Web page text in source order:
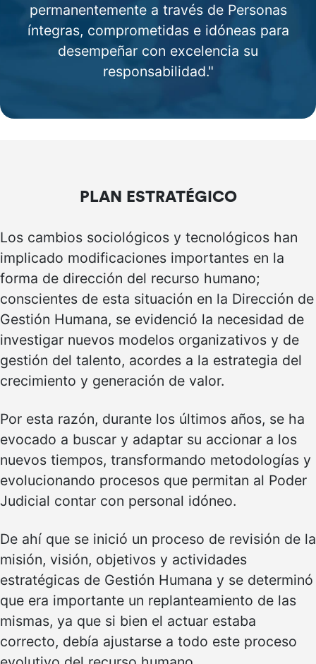
permanentemente a través de Personas
íntegras, comprometidas e idóneas para
desempeñar con excelencia su
responsabilidad."
PLAN ESTRATÉGICO
Los cambios sociológicos y tecnológicos han
implicado modificaciones importantes en la
forma de dirección del recurso humano;
conscientes de esta situación en la Dirección de
Gestión Humana, se evidenció la necesidad de
investigar nuevos modelos organizativos y de
gestión del talento, acordes a la estrategia del
crecimiento y generación de valor.
Por esta razón, durante los últimos años, se ha
evocado a buscar y adaptar su accionar a los
nuevos tiempos, transformando metodologías y
evolucionando procesos que permitan al Poder
Judicial contar con personal idóneo.
De ahí que se inició un proceso de revisión de la
misión, visión, objetivos y actividades
estratégicas de Gestión Humana y se determinó
que era importante un replanteamiento de las
mismas, ya que si bien el actuar estaba
correcto, debía ajustarse a todo este proceso